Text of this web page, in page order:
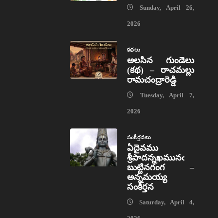
Sunday, April 26,
2026
కథలు
అలసిన గుండెలు
(కథ) – రాచమల్లు
రామచంద్రారెడ్డి
Tuesday, April 7,
2026
సంకీర్తనలు
ఏదైవము
శ్రీపాదన్నఖమునఁ
బుట్టినగంగ –
అన్నమయ్య
సంకీర్తన
Saturday, April 4,